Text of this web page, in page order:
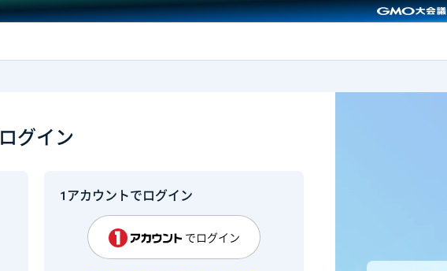
ログイン
1アカウントでログイン
でログイン